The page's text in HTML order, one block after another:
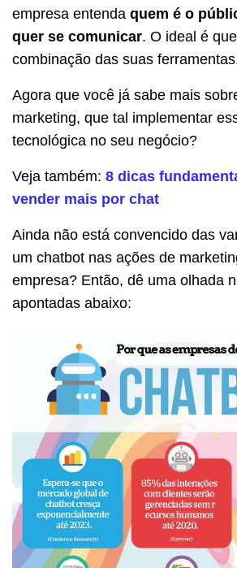
empresa entenda quem é o
quer se comunicar. O ideal é
combinação das suas
Agora que você já sabe mais
marketing, que tal implementar
tecnológica no seu negócio?
Veja também: 8 dicas
vender mais por chat
Ainda não está convencido das
um chatbot nas ações de
empresa? Então, dê uma olhada
apontadas abaixo: